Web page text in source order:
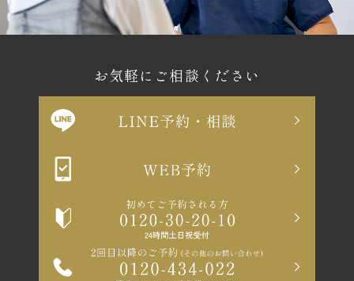
お気軽にご相談ください